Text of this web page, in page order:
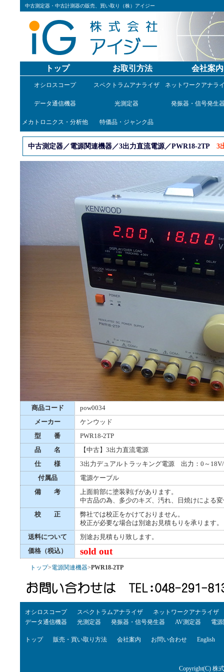
中古測定器・中古計測器の販売、買い取り（株）アイジー
トップ お取引方法 会社案内
オシロスコープ スペクトラムアナライザ ネットワークアナラ
データ通信機器 光測定器 発振器・信号発生
メカトロニクス・分析他 特価品・ジャンク品
中古測定器／電源関連機器／3出力直流電源／PWR18-2TP 3
商品コード
pow0034
メーカー
ケンウッド
型 番
PWR18-2TP
品 名
【中古】3出力直流電源
仕 様
3出力デュアルトラッキング電源 出力：0～
付属品
電源ケーブル
備 考
上面前部に塗装剥げがあります。
中古品の為、多少のキズ、汚れ、日焼けによる
校 正
弊社では校正をかけておりません。
校正が必要な場合は別途お見積もりを承ります。
送料について
別途お見積もり致します。
価格（税込）
sold out
トップ>電源関連機器>PWR18-2TP
オシロスコープ スペクトラムアナライザ
ネットワークアナライザ
データ通信機器
光測定器 発振器・信号発生器 AV測定器 電
トップ 販売・買い取り方法 会社案内 お問い合わせ English
Copyright(C) 株